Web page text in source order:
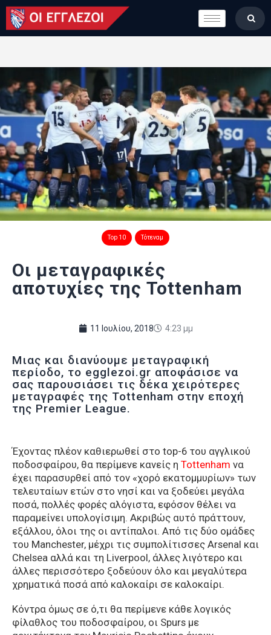
LONDON CALLING
ΚΑΤΗΓΟΡΙΕΣ
ΒΑΘΜΟΛΟΓΙΕΣ
ΟΜΑΔΕΣ
ΠΟΙΟΙ ΕΙΜΑΣΤΕ
Top 10 Τότεναμ
Οι μεταγραφικές
αποτυχίες της Tottenham
11 Ιουλίου, 2018 4:23 μμ
Μιας και διανύουμε μεταγραφική
περίοδο, το egglezoi.gr αποφάσισε να
σας παρουσιάσει τις δέκα χειρότερες
μεταγραφές της Tottenham στην εποχή
της Premier League.
Έχοντας πλέον καθιερωθεί στο top-6 του αγγλικού
ποδοσφαίρου, θα περίμενε κανείς η Tottenham να
έχει παρασυρθεί από τον «χορό εκατομμυρίων» των
τελευταίων ετών στο νησί και να ξοδεύει μεγάλα
ποσά, πολλές φορές αλόγιστα, εφόσον θέλει να
παραμείνει υπολογίσιμη. Ακριβώς αυτό πράττουν,
εξάλλου, όλοι της οι αντίπαλοι. Από τις δύο ομάδες
του Manchester, μέχρι τις συμπολίτισσες Arsenal και
Chelsea αλλά και τη Liverpool, άλλες λιγότερο και
άλλες περισσότερο ξοδεύουν όλο και μεγαλύτερα
χρηματικά ποσά από καλοκαίρι σε καλοκαίρι.
Κόντρα όμως σε ό,τι θα περίμενε κάθε λογικός
φίλαθλος του ποδοσφαίρου, οι Spurs με